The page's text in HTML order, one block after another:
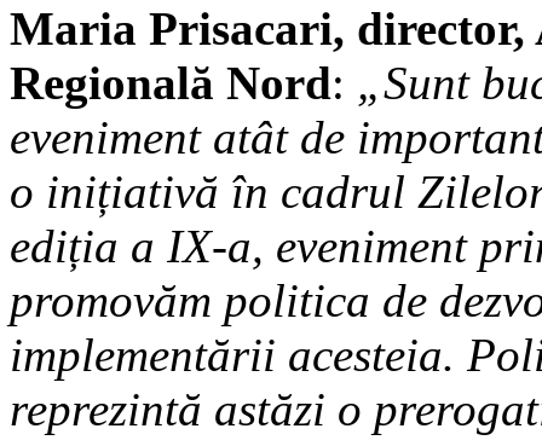
Maria Prisacari, director,
Regională Nord: „Sunt
eveniment atât de
o inițiativă în cadrul
ediția a IX-a, eveniment
promovăm politica de
implementării acesteia.
reprezintă astăzi o